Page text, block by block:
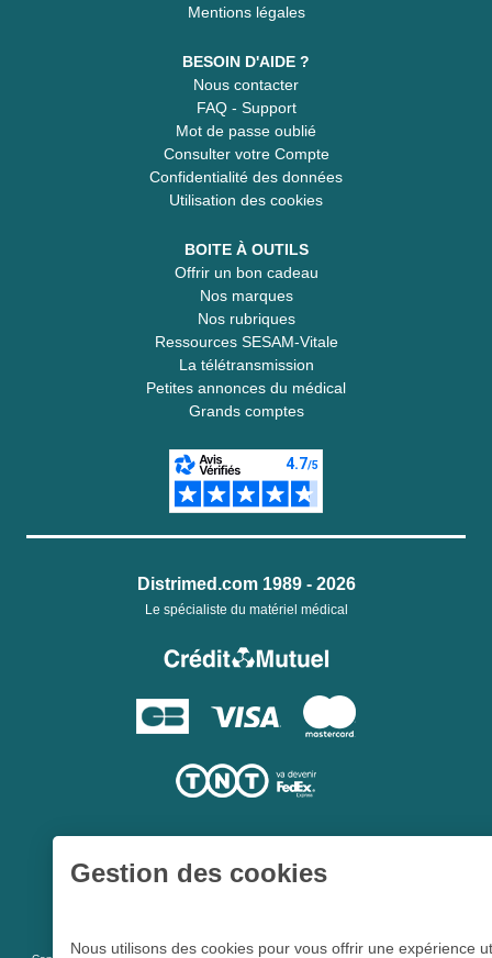
Mentions légales
BESOIN D'AIDE ?
Nous contacter
FAQ - Support
Mot de passe oublié
Consulter votre Compte
Confidentialité des données
Utilisation des cookies
BOITE À OUTILS
Offrir un bon cadeau
Nos marques
Nos rubriques
Ressources SESAM-Vitale
La télétransmission
Petites annonces du médical
Grands comptes
Distrimed.com 1989 - 2026
Le spécialiste du matériel médical
Gestion des cookies
Nous utilisons des cookies pour vous offrir une expérience